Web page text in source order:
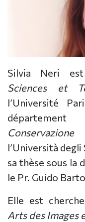
Silvia Neri
Sciences et
l’Université
l’Università
sa thèse sous la
le Pr. Guido
Elle est
Arts des Images